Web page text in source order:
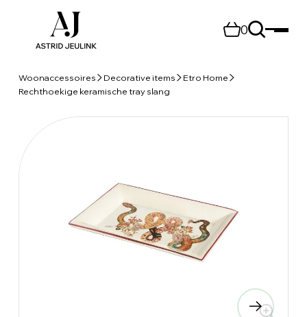
0
Woonaccessoires Decorative items
Etro Home
Rechthoekige keramische tray slang